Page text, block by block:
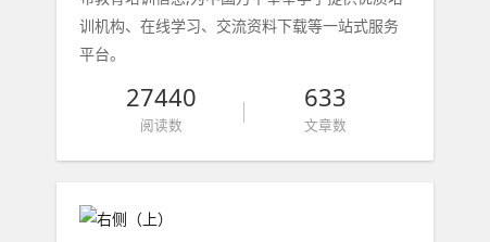
训机构、在线学习、交流资料下载等一站式服务
平台。
27440
阅读数
633
文章数